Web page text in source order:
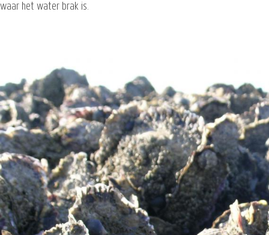
waar het water brak is.